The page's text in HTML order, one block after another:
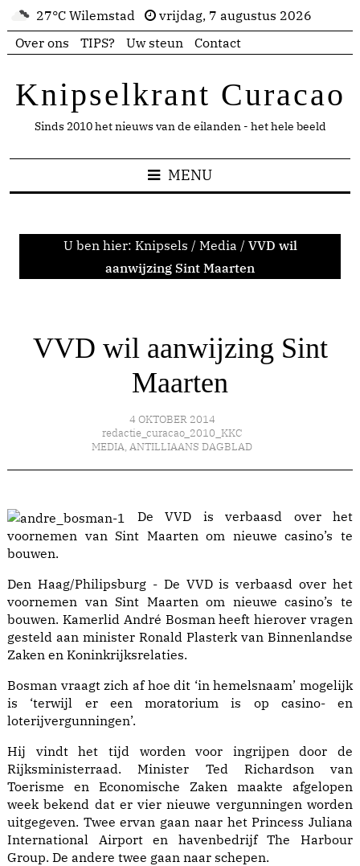
27°C Wilemstad
vrijdag, 7 augustus 2026
Over ons
TIPS? Uw steun Contact
Knipselkrant Curacao
Sinds 2010 het nieuws van de eilanden - het hele beeld
MENU
U ben hier: Knipsels / Media / VVD wil
aanwijzing Sint Maarten
VVD wil aanwijzing Sint
Maarten
4 OKTOBER 2014
redactie_curacao_2010_KKC
MEDIA, ANTILLIAANS DAGBLAD
De VVD is verbaasd over het
voornemen van Sint Maarten om nieuwe casino’s te
bouwen.
Den Haag/Philipsburg - De VVD is verbaasd over het
voornemen van Sint Maarten om nieuwe casino’s te
bouwen. Kamerlid André Bosman heeft hierover vragen
gesteld aan minister Ronald Plasterk van Binnenlandse
Zaken en Koninkrijksrelaties.
Bosman vraagt zich af hoe dit ‘in hemelsnaam’ mogelijk
is ‘terwijl er een moratorium is op casino- en
loterijvergunningen’.
Hij vindt het tijd worden voor ingrijpen door de
Rijksministerraad. Minister Ted Richardson van
Toerisme en Economische Zaken maakte afgelopen
week bekend dat er vier nieuwe vergunningen worden
uitgegeven. Twee ervan gaan naar het Princess Juliana
International Airport en havenbedrijf The Harbour
Group. De andere twee gaan naar schepen.